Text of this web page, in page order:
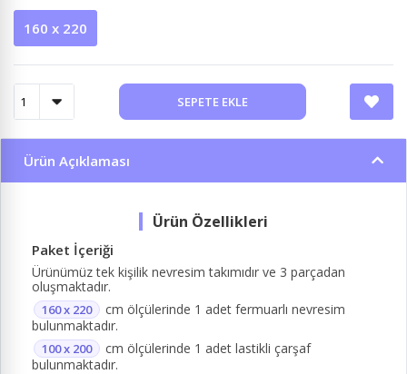
160 x 220
SEPETE EKLE
Ürün Açıklaması
Paket İçeriği
Ürünümüz tek kişilik nevresim takımıdır ve 3 parçadan
oluşmaktadır.
160 x 220
cm ölçülerinde 1 adet fermuarlı nevresim
bulunmaktadır.
100 x 200
cm ölçülerinde 1 adet lastikli çarşaf
bulunmaktadır.